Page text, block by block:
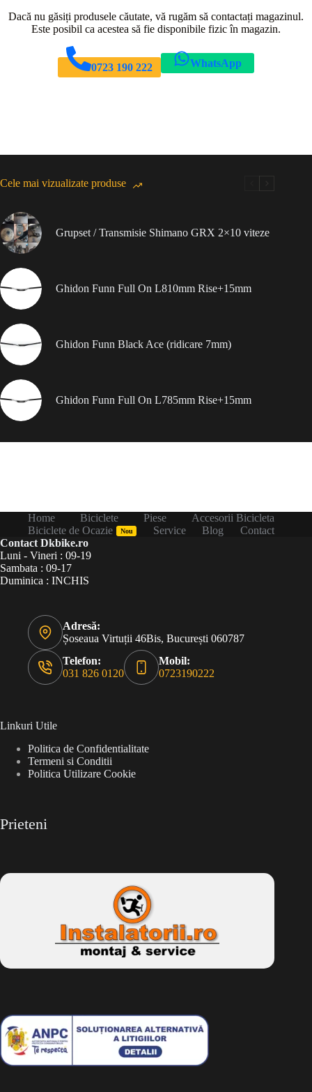
Dacă nu găsiți produsele căutate, vă rugăm să contactați magazinul.
Este posibil ca acestea să fie disponibile fizic în magazin.
0723 190 222 WhatsApp
Cele mai vizualizate produse
Grupset / Transmisie Shimano GRX 2×10 viteze
Ghidon Funn Full On L810mm Rise+15mm
Ghidon Funn Black Ace (ridicare 7mm)
Ghidon Funn Full On L785mm Rise+15mm
Home Biciclete Piese
Accesorii Bicicleta
Biciclete de Ocazie
Nou Service Blog
Contact
Contact Dkbike.ro
Luni - Vineri : 09-19
Sambata : 09-17
Duminica : INCHIS
Adresă:
Șoseaua Virtuții 46Bis, București 060787
Telefon:
031 826 0120
Mobil:
0723190222
Linkuri Utile
Politica de Confidentialitate
Termeni si Conditii
Politica Utilizare Cookie
Prieteni